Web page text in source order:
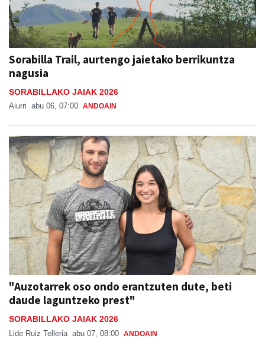
Sorabilla Trail, aurtengo jaietako berrikuntza
nagusia
SORABILLAKO JAIAK 2026
Aiurri abu 06, 07:00 ANDOAIN
"Auzotarrek oso ondo erantzuten dute, beti
daude laguntzeko prest"
SORABILLAKO JAIAK 2026
Lide Ruiz Telleria abu 07, 08:00 ANDOAIN